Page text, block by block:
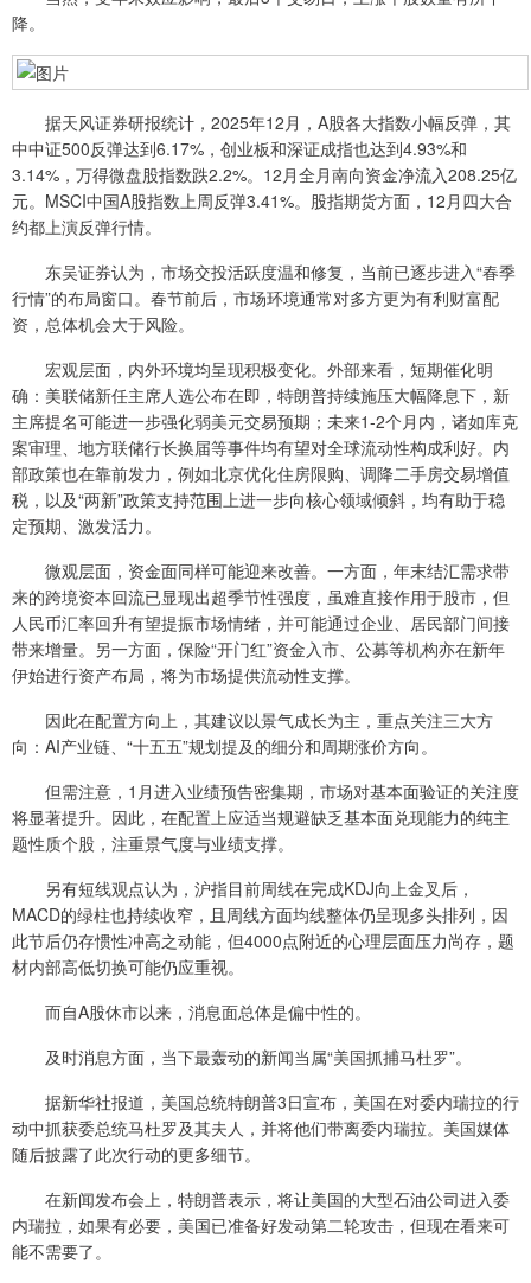
降。
据天风证券研报统计，2025年12月，A股各大指数小幅反弹，其
中中证500反弹达到6.17%，创业板和深证成指也达到4.93%和
3.14%，万得微盘股指数跌2.2%。12月全月南向资金净流入208.25亿
元。MSCI中国A股指数上周反弹3.41%。股指期货方面，12月四大合
约都上演反弹行情。
东吴证券认为，市场交投活跃度温和修复，当前已逐步进入“春季
行情”的布局窗口。春节前后，市场环境通常对多方更为有利财富配
资，总体机会大于风险。
宏观层面，内外环境均呈现积极变化。外部来看，短期催化明
确：美联储新任主席人选公布在即，特朗普持续施压大幅降息下，新
主席提名可能进一步强化弱美元交易预期；未来1-2个月内，诸如库克
案审理、地方联储行长换届等事件均有望对全球流动性构成利好。内
部政策也在靠前发力，例如北京优化住房限购、调降二手房交易增值
税，以及“两新”政策支持范围上进一步向核心领域倾斜，均有助于稳
定预期、激发活力。
微观层面，资金面同样可能迎来改善。一方面，年末结汇需求带
来的跨境资本回流已显现出超季节性强度，虽难直接作用于股市，但
人民币汇率回升有望提振市场情绪，并可能通过企业、居民部门间接
带来增量。另一方面，保险“开门红”资金入市、公募等机构亦在新年
伊始进行资产布局，将为市场提供流动性支撑。
因此在配置方向上，其建议以景气成长为主，重点关注三大方
向：AI产业链、“十五五”规划提及的细分和周期涨价方向。
但需注意，1月进入业绩预告密集期，市场对基本面验证的关注度
将显著提升。因此，在配置上应适当规避缺乏基本面兑现能力的纯主
题性质个股，注重景气度与业绩支撑。
另有短线观点认为，沪指目前周线在完成KDJ向上金叉后，
MACD的绿柱也持续收窄，且周线方面均线整体仍呈现多头排列，因
此节后仍存惯性冲高之动能，但4000点附近的心理层面压力尚存，题
材内部高低切换可能仍应重视。
而自A股休市以来，消息面总体是偏中性的。
及时消息方面，当下最轰动的新闻当属“美国抓捕马杜罗”。
据新华社报道，美国总统特朗普3日宣布，美国在对委内瑞拉的行
动中抓获委总统马杜罗及其夫人，并将他们带离委内瑞拉。美国媒体
随后披露了此次行动的更多细节。
在新闻发布会上，特朗普表示，将让美国的大型石油公司进入委
内瑞拉，如果有必要，美国已准备好发动第二轮攻击，但现在看来可
能不需要了。